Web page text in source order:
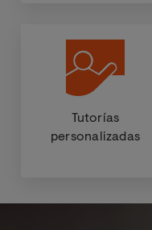
Tutorías
personalizadas